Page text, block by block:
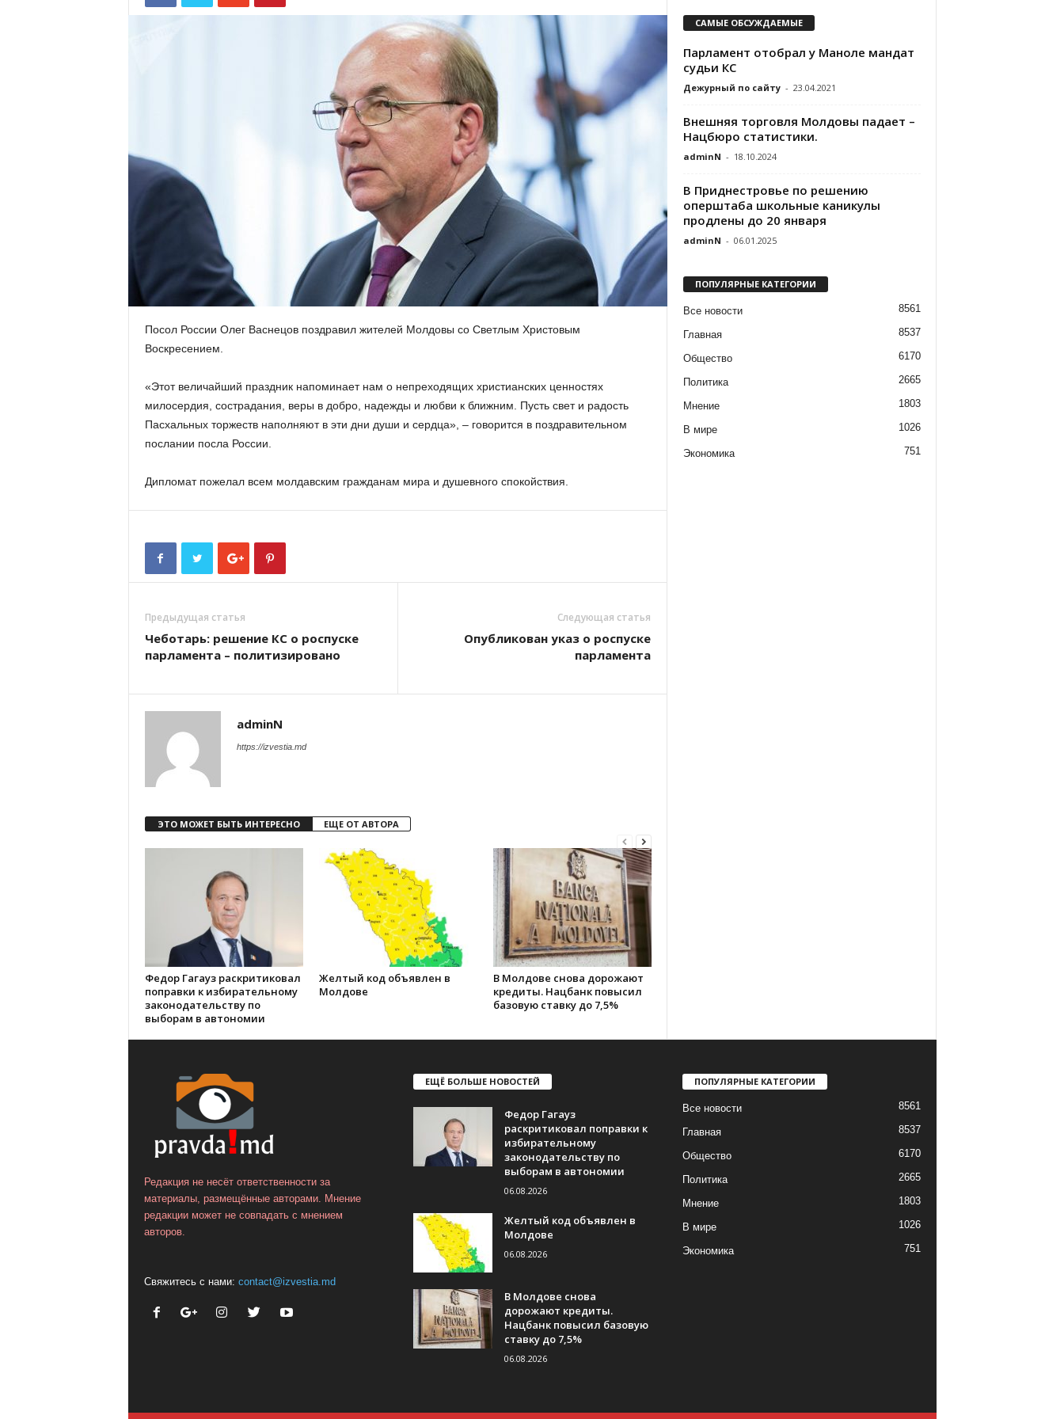
Посол России Олег Васнецов поздравил жителей Молдовы со Светлым Христовым
Воскресением.
«Этот величайший праздник напоминает нам о непреходящих христианских ценностях
милосердия, сострадания, веры в добро, надежды и любви к ближним. Пусть свет и радость
Пасхальных торжеств наполняют в эти дни души и сердца», – говорится в поздравительном
послании посла России.
Дипломат пожелал всем молдавским гражданам мира и душевного спокойствия.
Предыдущая статья
Чеботарь: решение КС о роспуске
парламента – политизировано
Следующая статья
Опубликован указ о роспуске
парламента
adminN
https://izvestia.md
ЭТО МОЖЕТ БЫТЬ ИНТЕРЕСНО ЕЩЕ ОТ АВТОРА
Федор Гагауз раскритиковал
поправки к избирательному
законодательству по
выборам в автономии
Желтый код объявлен в
Молдове
В Молдове снова дорожают
кредиты. Нацбанк повысил
базовую ставку до 7,5%
САМЫЕ ОБСУЖДАЕМЫЕ
Парламент отобрал у Маноле мандат
судьи КС
Дежурный по сайту - 23.04.2021
Внешняя торговля Молдовы падает –
Нацбюро статистики.
adminN - 18.10.2024
В Приднестровье по решению
оперштаба школьные каникулы
продлены до 20 января
adminN - 06.01.2025
ПОПУЛЯРНЫЕ КАТЕГОРИИ
Все новости 8561
Главная 8537
Общество 6170
Политика 2665
Мнение 1803
В мире 1026
Экономика 751
Редакция не несёт ответственности за
материалы, размещённые авторами. Мнение
редакции может не совпадать с мнением
авторов.
Свяжитесь с нами: contact@izvestia.md
ЕЩЁ БОЛЬШЕ НОВОСТЕЙ
Федор Гагауз
раскритиковал поправки к
избирательному
законодательству по
выборам в автономии
06.08.2026
Желтый код объявлен в
Молдове
06.08.2026
В Молдове снова
дорожают кредиты.
Нацбанк повысил базовую
ставку до 7,5%
06.08.2026
ПОПУЛЯРНЫЕ КАТЕГОРИИ
Все новости 8561
Главная 8537
Общество 6170
Политика 2665
Мнение 1803
В мире 1026
Экономика 751